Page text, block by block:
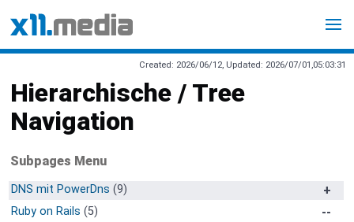
Hierarchische / Tree
Navigation
Created: 2026/06/12, Updated: 2026/07/01,05:03:31
Subpages Menu
DNS mit PowerDns (9)
A. Interne Docker Container
Ruby on Rails (5)